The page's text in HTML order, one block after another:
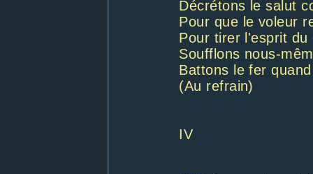
Décrétons le salut
Pour que le voleur
Pour tirer l'esprit du
Soufflons nous-
Battons le fer
(Au refrain)
IV